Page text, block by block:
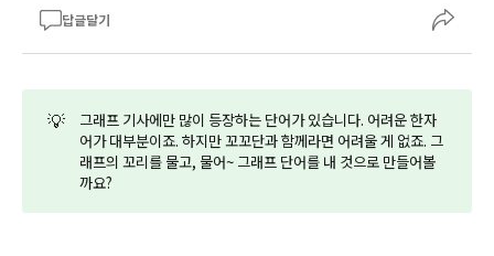
답글달기
💡
그래프 기사에만 많이 등장하는 단어가 있습니다. 어려운 한자
어가 대부분이죠. 하지만 꼬꼬단과 함께라면 어려울 게 없죠. 그
래프의 꼬리를 물고, 물어~ 그래프 단어를 내 것으로 만들어볼
까요?